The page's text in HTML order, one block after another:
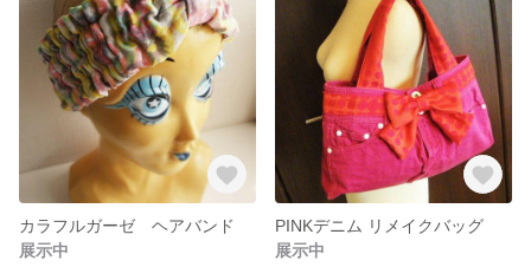
カラフルガーゼ ヘアバンド
展示中
PINKデニム リメイクバッグ
展示中